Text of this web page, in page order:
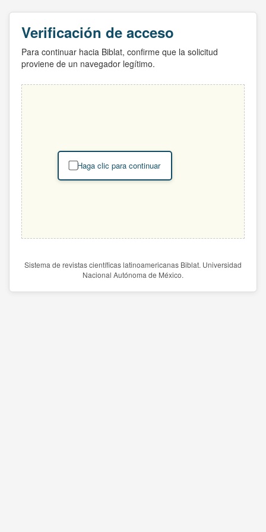
Verificación de acceso
Para continuar hacia Biblat, confirme que la solicitud
proviene de un navegador legítimo.
Haga clic para continuar
Sistema de revistas científicas latinoamericanas Biblat. Universidad
Nacional Autónoma de México.